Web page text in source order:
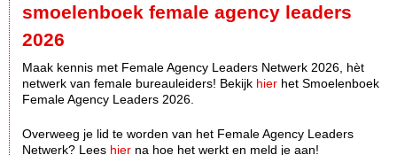
smoelenboek female agency leaders
2026
Maak kennis met Female Agency Leaders Netwerk 2026, hèt
netwerk van female bureauleiders! Bekijk hier het Smoelenboek
Female Agency Leaders 2026.
Overweeg je lid te worden van het Female Agency Leaders
Netwerk? Lees hier na hoe het werkt en meld je aan!